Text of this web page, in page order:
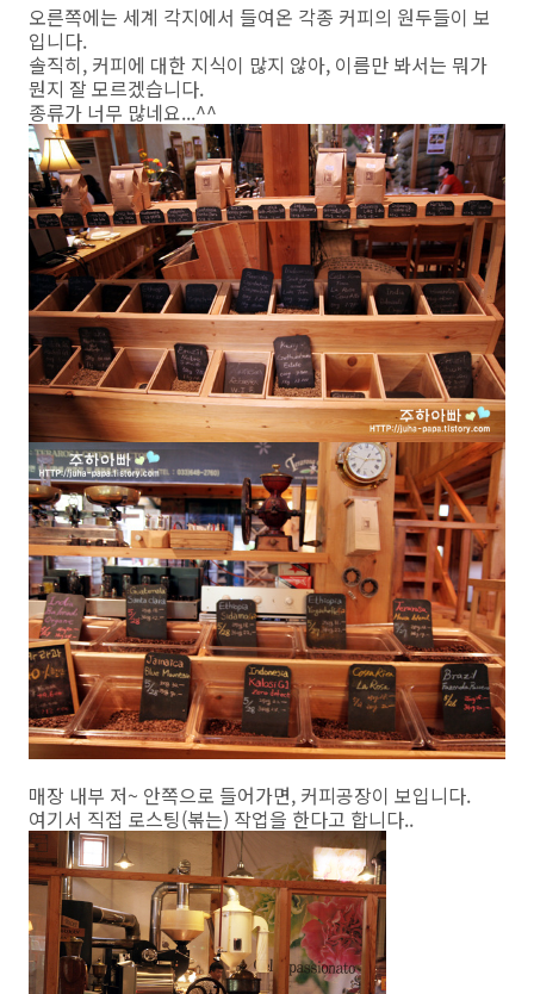
오른쪽에는 세계 각지에서 들여온 각종 커피의 원두들이 보
입니다.
솔직히, 커피에 대한 지식이 많지 않아, 이름만 봐서는 뭐가
뭔지 잘 모르겠습니다.
종류가 너무 많네요...^^
매장 내부 저~ 안쪽으로 들어가면, 커피공장이 보입니다.
여기서 직접 로스팅(볶는) 작업을 한다고 합니다..